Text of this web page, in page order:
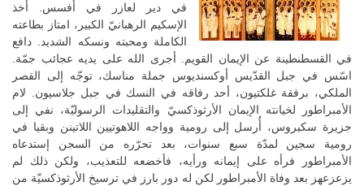
في دير لعازر في أفسس. أخذ
الإسكيم الرهبانيّ الكبير، امتاز بطاعته
الكاملة ومحبته ونسكه الشديد. دافع
في القسطنطينة عن الإيمان القويم. أجرى الله على يديه عجائب جمّة.
اسّس في جبل القدّيس أوكسنديوس جملة مناسك، توجّه إلى القصر
الملكي، برفقة غلكتيون، أحد رفاقه في النسك في جبل جلاسيون. لام
الأمبراطور لخيانته الإيمان الأرثوذكسيّ والتقليدات الرسوليّة، نفي إلى
جزيرة سكيروس، أُرسل إلى رومية وواجه اللاهوتيين اللاتينن وبقيا في
رومية سجين لمدّة سبع سنوات، بعد تحرّره من السجن إستدعاه
الأمبراطور فرأه على إيمانه ورأيه، فأخضعه للتعذيب، ولكن ذلك لم
يزعزعهز بعد وفاة الأمبراطور لكن له دور بارز في ترسيخ الأرثوذكسيّة من